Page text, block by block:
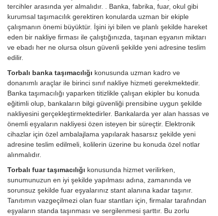
tercihler arasında yer almalıdır. . Banka, fabrika, fuar, okul gibi
kurumsal taşımacılık gerektiren konularda uzman bir ekiple
çalışmanın önemi büyüktür. İşini iyi bilen ve planlı şekilde hareket
eden bir nakliye firması ile çalıştığınızda, taşınan eşyanın miktarı
ve ebadı her ne olursa olsun güvenli şekilde yeni adresine teslim
edilir.
Torbalı banka taşımacılığı konusunda uzman kadro ve
donanımlı araçlar ile birinci sınıf nakliye hizmeti gerekmektedir.
Banka taşımacılığı yaparken titizlikle çalışan ekipler bu konuda
eğitimli olup, bankaların bilgi güvenliği prensibine uygun şekilde
nakliyesini gerçekleştirmektedirler. Bankalarda yer alan hassas ve
önemli eşyaların nakliyesi özen isteyen bir süreçtir. Elektronik
cihazlar için özel ambalajlama yapılarak hasarsız şekilde yeni
adresine teslim edilmeli, kolilerin üzerine bu konuda özel notlar
alınmalıdır.
Torbalı fuar taşımacılığı konusunda hizmet verilirken,
sunumunuzun en iyi şekilde yapılması adına, zamanında ve
sorunsuz şekilde fuar eşyalarınız stant alanına kadar taşınır.
Tanıtımın vazgeçilmezi olan fuar stantları için, firmalar tarafından
eşyaların standa taşınması ve sergilenmesi şarttır. Bu zorlu